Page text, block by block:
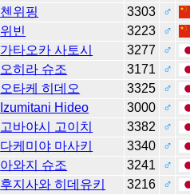
첸위핑 3303
♂
위빈 3223
♂
가타오카 사토시 3277
♂
오히라 슈조 3171
♂
오타케 히데오 3325
♂
Izumitani Hideo 3000
♂
고바야시 고이치 3382
♂
다케미야 마사키 3340
♂
아와지 슈조 3241
♂
후지사와 히데유키 3216
♂